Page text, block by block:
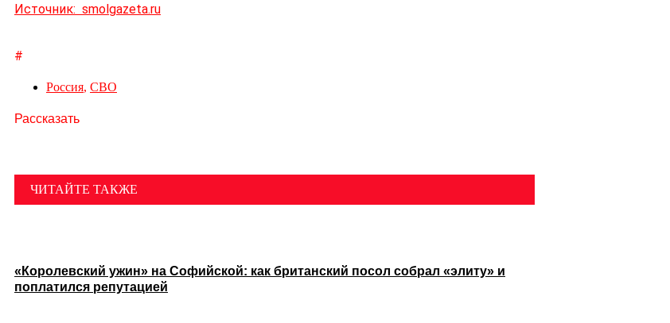
Источник: smolgazeta.ru
#
Россия, СВО
Рассказать
ЧИТАЙТЕ ТАКЖЕ
«Королевский ужин» на Софийской: как британский посол собрал «элиту» и
поплатился репутацией